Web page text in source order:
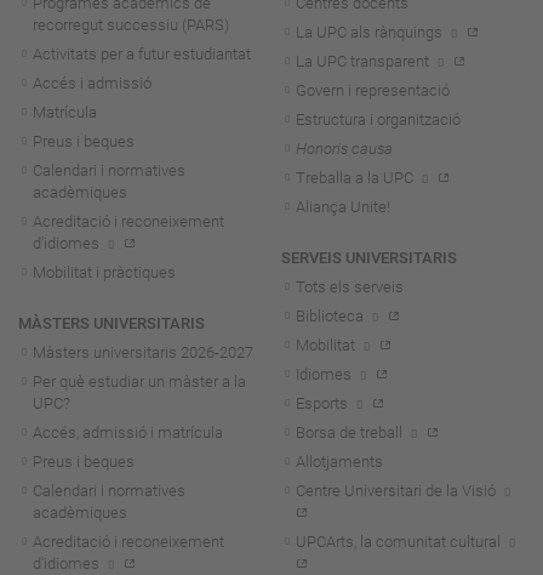
recorregut successiu (PARS)
Activitats per a futur estudiantat
Accés i admissió
Matrícula
Preus i beques
Calendari i normatives
acadèmiques
Acreditació i reconeixement
d'idiomes
Mobilitat i pràctiques
MÀSTERS UNIVERSITARIS
Màsters universitaris 2026-2027
Per què estudiar un màster a la
UPC?
Accés, admissió i matrícula
Preus i beques
Calendari i normatives
acadèmiques
Acreditació i reconeixement
d'idiomes
La UPC als rànquings
La UPC transparent
Govern i representació
Estructura i organització
Honoris causa
Treballa a la UPC
Aliança Unite!
SERVEIS UNIVERSITARIS
Tots els serveis
Biblioteca
Mobilitat
Idiomes
Esports
Borsa de treball
Allotjaments
Centre Universitari de la Visió
UPCArts, la comunitat cultural